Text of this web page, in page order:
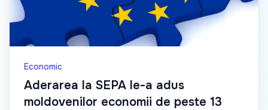
Economic
Aderarea la SEPA le-a adus
moldovenilor economii de peste 13